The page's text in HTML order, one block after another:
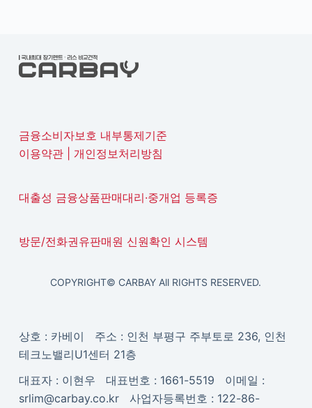
금융소비자보호 내부통제기준
이용약관| 개인정보처리방침
대출성 금융상품판매대리·중개업 등록증
방문/전화권유판매원 신원확인 시스템
COPYRIGHT© CARBAY All RIGHTS RESERVED.
상호 : 카베이 주소 : 인천 부평구 주부토로 236, 인천
테크노밸리U1센터 21층
대표자 : 이현우 대표번호 : 1661-5519 이메일 :
srlim@carbay.co.kr 사업자등록번호 : 122-86-